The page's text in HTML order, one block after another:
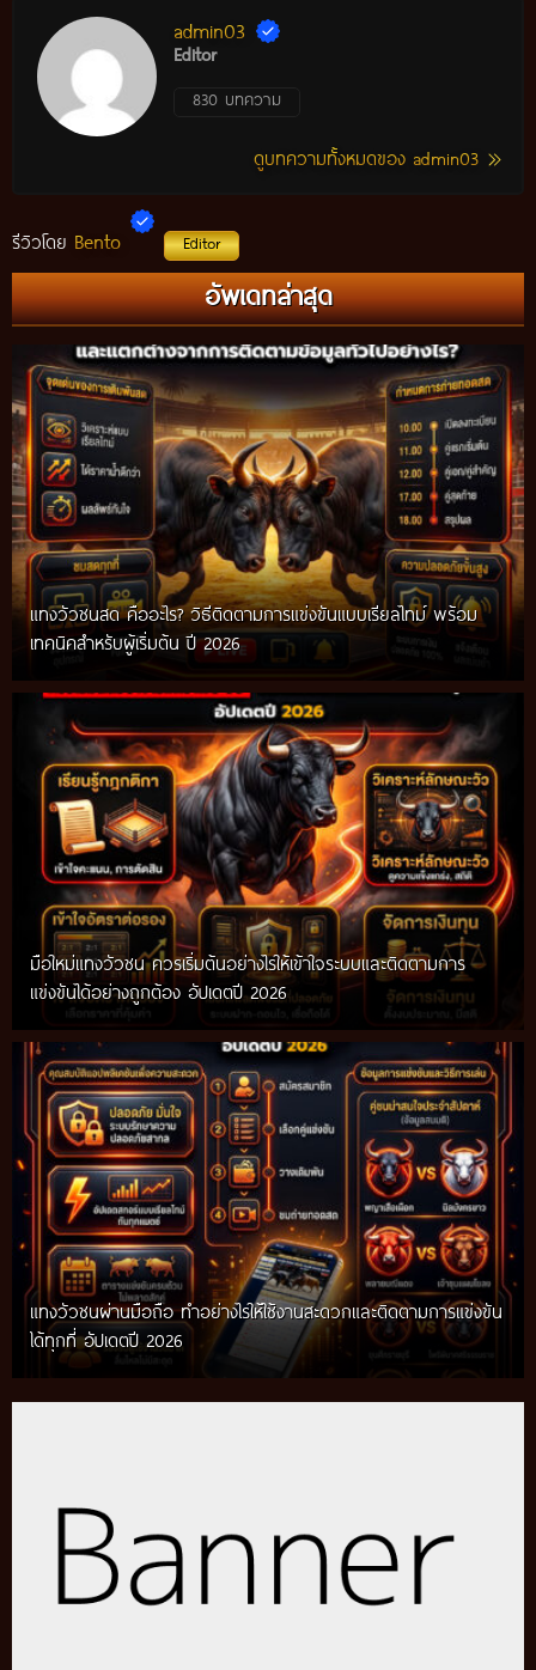
admin03
Editor
830 บทความ
ดูบทความทั้งหมดของ admin03
รีวิวโดย Bento Editor
อัพเดทล่าสุด
แทงวัวชนสด คืออะไร? วิธีติดตามการแข่งขันแบบเรียลไทม์ พร้อม
เทคนิคสำหรับผู้เริ่มต้น ปี 2026
มือใหม่แทงวัวชน ควรเริ่มต้นอย่างไรให้เข้าใจระบบและติดตามการ
แข่งขันได้อย่างถูกต้อง อัปเดตปี 2026
แทงวัวชนผ่านมือถือ ทำอย่างไรให้ใช้งานสะดวกและติดตามการแข่งขัน
ได้ทุกที่ อัปเดตปี 2026